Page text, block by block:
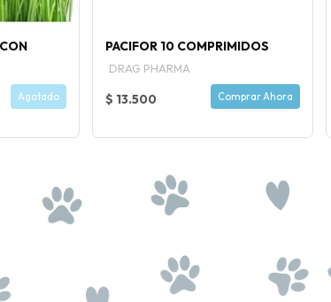
Agotado
PACIFOR 10 COMPRIMIDOS
DRAG PHARMA
$ 13.500 Comprar Ahora